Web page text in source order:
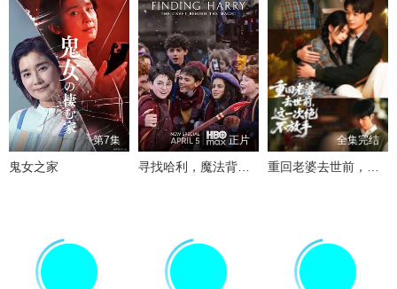
第7集
鬼女之家
正片
寻找哈利，魔法背后的匠心
全集完结
重回老婆去世前，这一次绝不放手